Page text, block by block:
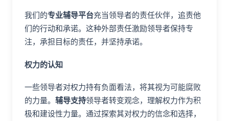
我们的专业辅导平台充当领导者的责任伙伴，追责他
们的行动和承诺。这种外部责任激励领导者保持专
注，承担目标的责任，并坚持承诺。
权力的认知
一些领导者对权力持有负面看法，将其视为可能腐败
的力量。 辅导支持领导者转变观念，理解权力作为积
极和建设性力量。通过探索其对权力的信念和选择，